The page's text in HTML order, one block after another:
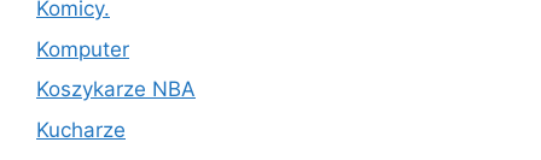
Komicy.
Komputer
Koszykarze NBA
Kucharze